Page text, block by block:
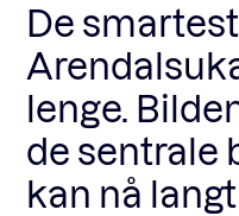
Møteplasser
Kontakt
English
POPULÆRE SØK:
Våre viktigste
Medlemskap
De
lenge.
de sentrale
kan nå